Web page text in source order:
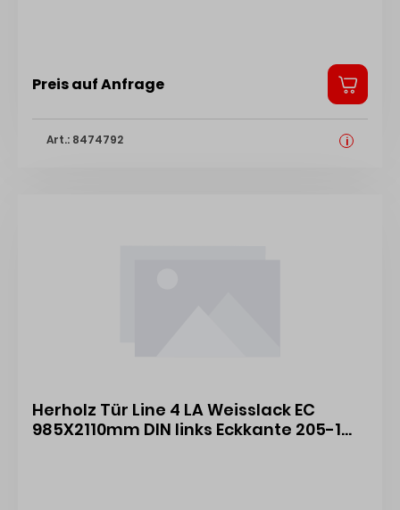
Preis auf Anfrage
Art.: 8474792 i
Herholz Tür Line 4 LA Weisslack EC
985X2110mm DIN links Eckkante 205-1